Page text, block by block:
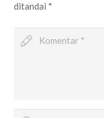
ditandai *